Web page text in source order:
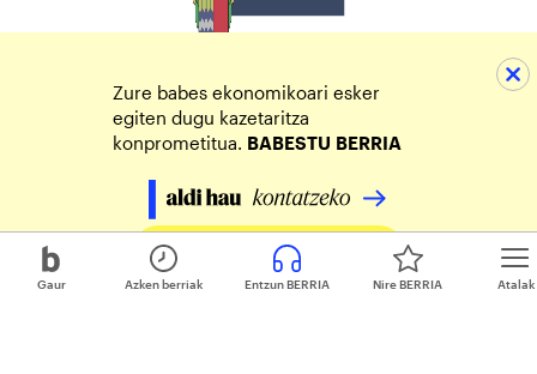
Gaur Atalak
Azken berriak Entzun BERRIA Nire BERRIA
Zure babes ekonomikoari esker
egiten dugu kazetaritza
konprometitua. BABESTU BERRIA
Egin zure ekarpena